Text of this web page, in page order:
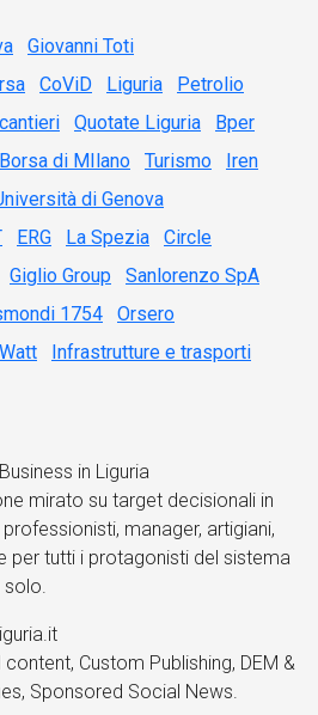
Giovanni Toti
CoViD Liguria
Petrolio
Quotate Liguria
Bper
Borsa di MIlano Turismo
Iren
di Genova
ERG La Spezia
Circle
Giglio Group
Sanlorenzo SpA
1754
Orsero
Infrastrutture e trasporti
in Liguria
mirato su target decisionali in
manager, artigiani,
per tutti i protagonisti del sistema
solo.
Custom Publishing, DEM &
Sponsored Social News.